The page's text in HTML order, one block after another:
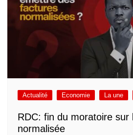
Actualité Economie La une
RDC: fin du moratoire sur
normalisée